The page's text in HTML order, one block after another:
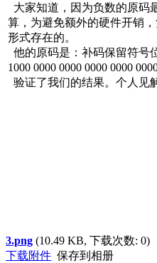
大家知道，因为负数的原码
算，为避免额外的硬件开销
形式存在的。
他的原码是：补码保留符号
1000 0000 0000 0000 0000
验证了我们的结果。个人见
3.png (10.49 KB, 下载次数: 0)
下载附件 保存到相册